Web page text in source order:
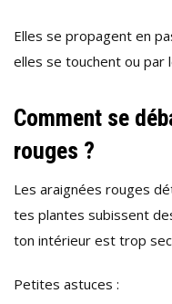
Elles se propagent en
elles se touchent ou par
Comment se
rouges ?
Les araignées rouges
tes plantes subissent
ton intérieur est trop
Petites astuces :